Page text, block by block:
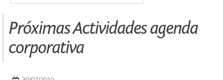
Próximas Actividades agenda
corporativa